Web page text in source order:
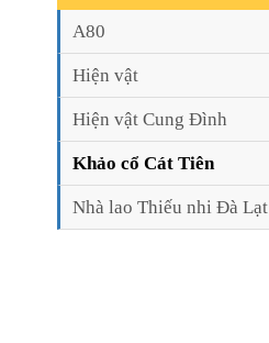
A80
Hiện vật
Hiện vật Cung Đình
Khảo cổ Cát Tiên
Nhà lao Thiếu nhi Đà Lạt